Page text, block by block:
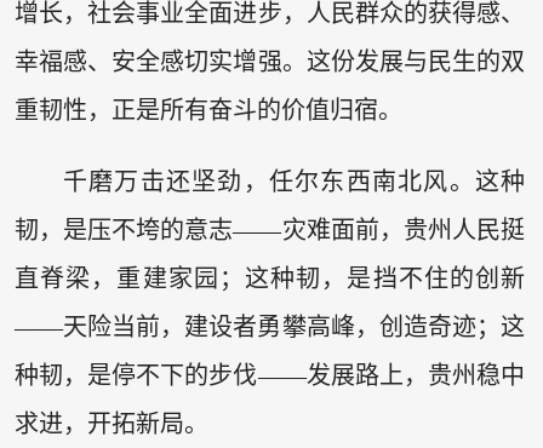
增长，社会事业全面进步，人民群众的获得感、
幸福感、安全感切实增强。这份发展与民生的双
重韧性，正是所有奋斗的价值归宿。
千磨万击还坚劲，任尔东西南北风。这种
韧，是压不垮的意志——灾难面前，贵州人民挺
直脊梁，重建家园；这种韧，是挡不住的创新
——天险当前，建设者勇攀高峰，创造奇迹；这
种韧，是停不下的步伐——发展路上，贵州稳中
求进，开拓新局。